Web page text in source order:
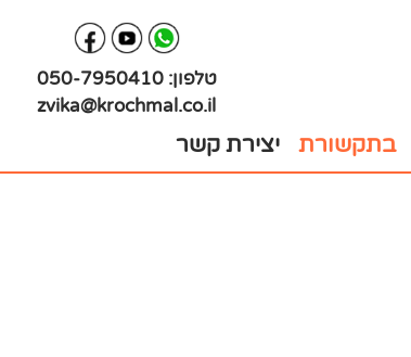
בתקשורת יצירת קשר
טלפון:050-7950410
zvika@krochmal.co.il